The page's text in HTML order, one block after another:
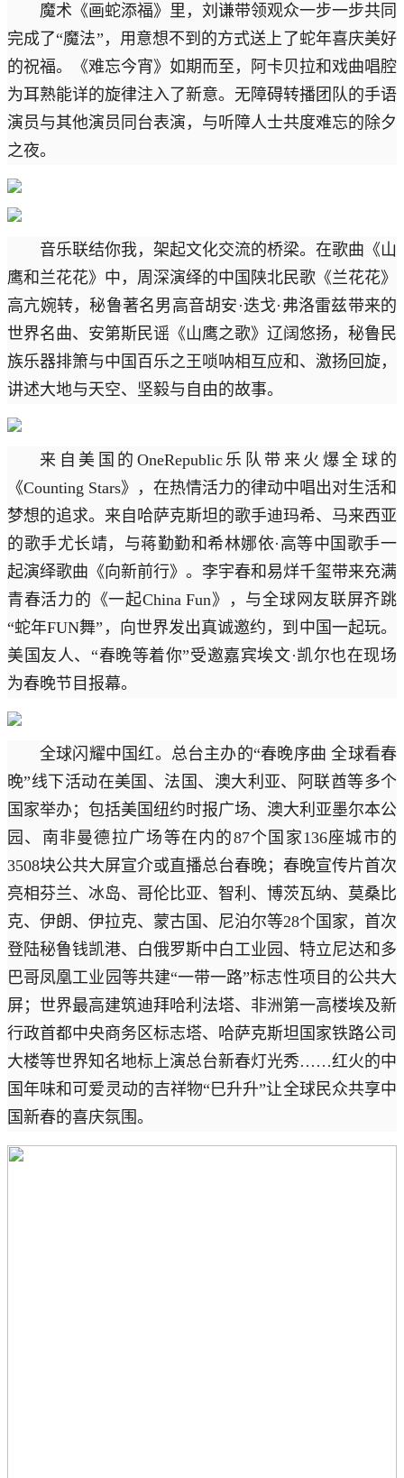
魔术《画蛇添福》里，刘谦带领观众一步一步共同
完成了“魔法”，用意想不到的方式送上了蛇年喜庆美好
的祝福。《难忘今宵》如期而至，阿卡贝拉和戏曲唱腔
为耳熟能详的旋律注入了新意。无障碍转播团队的手语
演员与其他演员同台表演，与听障人士共度难忘的除夕
之夜。
音乐联结你我，架起文化交流的桥梁。在歌曲《山
鹰和兰花花》中，周深演绎的中国陕北民歌《兰花花》
高亢婉转，秘鲁著名男高音胡安·迭戈·弗洛雷兹带来的
世界名曲、安第斯民谣《山鹰之歌》辽阔悠扬，秘鲁民
族乐器排箫与中国百乐之王唢呐相互应和、激扬回旋，
讲述大地与天空、坚毅与自由的故事。
来自美国的OneRepublic乐队带来火爆全球的
《Counting Stars》，在热情活力的律动中唱出对生活和
梦想的追求。来自哈萨克斯坦的歌手迪玛希、马来西亚
的歌手尤长靖，与蒋勤勤和希林娜依·高等中国歌手一
起演绎歌曲《向新前行》。李宇春和易烊千玺带来充满
青春活力的《一起China Fun》，与全球网友联屏齐跳
“蛇年FUN舞”，向世界发出真诚邀约，到中国一起玩。
美国友人、“春晚等着你”受邀嘉宾埃文·凯尔也在现场
为春晚节目报幕。
全球闪耀中国红。总台主办的“春晚序曲 全球看春
晚”线下活动在美国、法国、澳大利亚、阿联酋等多个
国家举办；包括美国纽约时报广场、澳大利亚墨尔本公
园、南非曼德拉广场等在内的87个国家136座城市的
3508块公共大屏宣介或直播总台春晚；春晚宣传片首次
亮相芬兰、冰岛、哥伦比亚、智利、博茨瓦纳、莫桑比
克、伊朗、伊拉克、蒙古国、尼泊尔等28个国家，首次
登陆秘鲁钱凯港、白俄罗斯中白工业园、特立尼达和多
巴哥凤凰工业园等共建“一带一路”标志性项目的公共大
屏；世界最高建筑迪拜哈利法塔、非洲第一高楼埃及新
行政首都中央商务区标志塔、哈萨克斯坦国家铁路公司
大楼等世界知名地标上演总台新春灯光秀……红火的中
国年味和可爱灵动的吉祥物“巳升升”让全球民众共享中
国新春的喜庆氛围。